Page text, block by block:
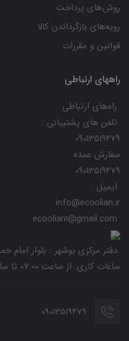
روش‌های پرداخت
رویه‌های بازگرداندن کالا
قوانین و مقررات
راههای ارتباطی
راه‌های ارتباطی
تلفن های پشتیبانی :
09013519479
سفارش عمده
09013519479
ایمیل :
info@ecoolian.ir
دفتر مرکزی بوشهر : بلوار امام
ساعات کاری: از ساعت 07:00 تا ساعت 24:00
09013519479